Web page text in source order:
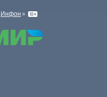
Инфон »